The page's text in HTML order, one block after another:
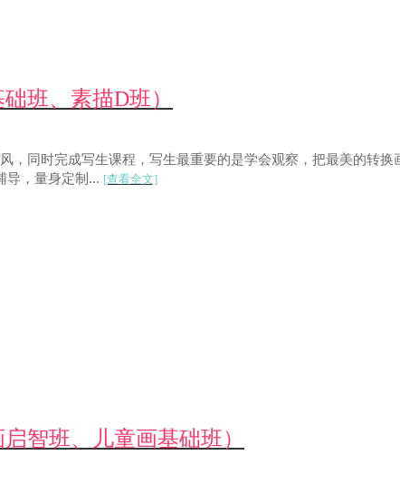
班、素描D班）
同时完成写生课程，写生最重要的是学会观察，把最美的转换
导，量身定制... [查看全文]
智班、儿童画基础班）